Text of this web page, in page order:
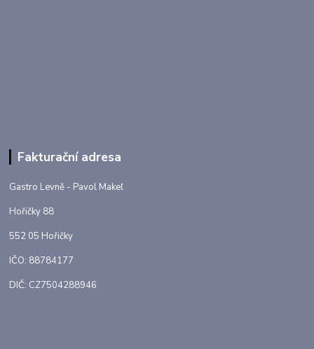
Fakturační adresa
Gastro Levně - Pavol Makeľ
Hořičky 88
552 05 Hořičky
IČO: 88784177
DIČ: CZ7504288946